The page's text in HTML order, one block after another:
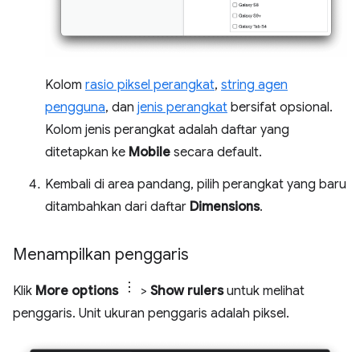
Kolom rasio piksel perangkat, string agen
pengguna, dan jenis perangkat bersifat opsional.
Kolom jenis perangkat adalah daftar yang
ditetapkan ke Mobile secara default.
Kembali di area pandang, pilih perangkat yang baru
ditambahkan dari daftar Dimensions.
Menampilkan penggaris
Klik More options > Show rulersuntuk melihat
penggaris. Unit ukuran penggaris adalah piksel.